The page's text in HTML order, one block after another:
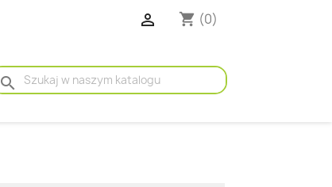
 shopping_cart (0)
search